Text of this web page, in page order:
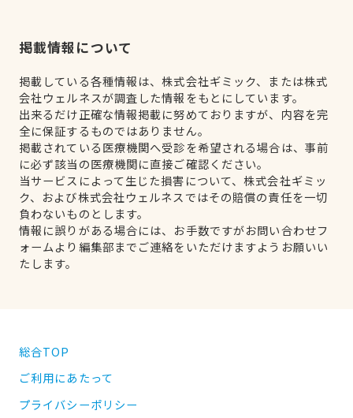
掲載情報について
掲載している各種情報は、株式会社ギミック、または株式
会社ウェルネスが調査した情報をもとにしています。
出来るだけ正確な情報掲載に努めておりますが、内容を完
全に保証するものではありません。
掲載されている医療機関へ受診を希望される場合は、事前
に必ず該当の医療機関に直接ご確認ください。
当サービスによって生じた損害について、株式会社ギミッ
ク、および株式会社ウェルネスではその賠償の責任を一切
負わないものとします。
情報に誤りがある場合には、お手数ですがお問い合わせフ
ォームより編集部までご連絡をいただけますようお願いい
たします。
総合TOP
ご利用にあたって
プライバシーポリシー